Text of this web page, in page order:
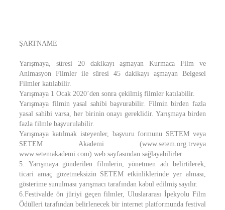
ŞARTNAME
Yarışmaya, süresi 20 dakikayı aşmayan Kurmaca Film ve
Animasyon Filmler ile süresi 45 dakikayı aşmayan Belgesel
Filmler katılabilir.
Yarışmaya 1 Ocak 2020’den sonra çekilmiş filmler katılabilir.
Yarışmaya filmin yasal sahibi başvurabilir. Filmin birden fazla
yasal sahibi varsa, her birinin onayı gereklidir. Yarışmaya birden
fazla filmle başvurulabilir.
Yarışmaya katılmak isteyenler, başvuru formunu SETEM veya
SETEM Akademi (www.setem.org.trveya
www.setemakademi.com) web sayfasından sağlayabilirler.
5. Yarışmaya gönderilen filmlerin, yönetmen adı belirtilerek,
ticari amaç gözetmeksizin SETEM etkinliklerinde yer alması,
gösterime sunulması yarışmacı tarafından kabul edilmiş sayılır.
6.Festivalde ön jüriyi geçen filmler, Uluslararası İpekyolu Film
Ödülleri tarafından belirlenecek bir internet platformunda festival